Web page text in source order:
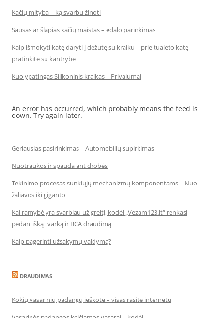
Kačių mityba – ką svarbu žinoti
Sausas ar šlapias kačių maistas – ėdalo parinkimas
Kaip išmokyti katę daryti į dėžutę su kraiku – prie tualeto katę
pratinkite su kantrybe
Kuo ypatingas Silikoninis kraikas – Privalumai
An error has occurred, which probably means the feed is
down. Try again later.
Geriausias pasirinkimas – Automobilių supirkimas
Nuotraukos ir spauda ant drobės
Tekinimo procesas sunkiųjų mechanizmų komponentams – Nuo
žaliavos iki giganto
Kai ramybė yra svarbiau už greitį, kodėl „Vezam123.lt“ renkasi
pedantišką tvarką ir BCA draudimą
Kaip pagerinti užsakymų valdymą?
DRAUDIMAS
Kokių vasarinių padangų ieškote – visas rasite internetu